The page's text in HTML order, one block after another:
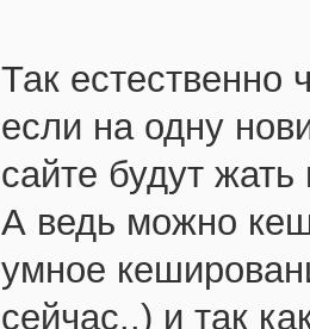
Так естественно
если на одну
сайте будут
А ведь можно
умное
сейчас..) и так